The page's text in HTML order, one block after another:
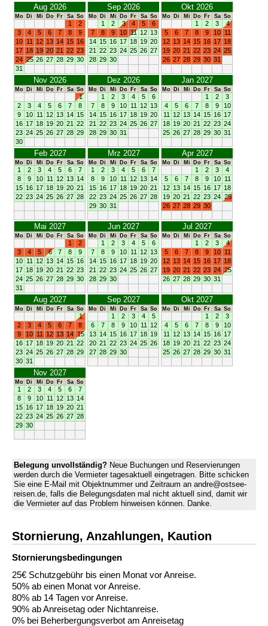
Aug 2026
Mo Di Mi Do Fr Sa So
1
2
3
4 5 6 7 8
9
10 11 12 13 14 15 16
17 18 19 20 21 22 23
24 25 26 27 28 29 30
31
Sep 2026
Mo Di Mi Do Fr Sa So
1 2 3 4 5
6
7
8 9 10 11 12 13
14 15 16 17 18 19 20
21 22 23 24 25 26 27
28 29 30
Okt 2026
Mo Di Mi Do Fr Sa So
1 2 3
4
5
6 7 8 9 10 11
12 13 14 15 16 17 18
19 20 21 22 23 24 25
26 27 28 29 30 31
Nov 2026
Mo Di Mi Do Fr Sa So
1
2
3 4 5 6 7
8
9
10 11 12 13 14 15
16 17 18 19 20 21 22
23 24 25 26 27 28 29
30
Dez 2026
Mo Di Mi Do Fr Sa So
1 2 3 4 5
6
7
8 9 10 11 12 13
14 15 16 17 18 19 20
21 22 23 24 25 26 27
28 29 30 31
Jan 2027
Mo Di Mi Do Fr Sa So
1 2
3
4
5 6 7 8 9
10
11
12 13 14 15 16 17
18 19 20 21 22 23 24
25 26 27 28 29 30 31
Feb 2027
Mo Di Mi Do Fr Sa So
1 2 3 4 5 6
7
8
9 10 11 12 13 14
15 16 17 18 19 20 21
22 23 24 25 26 27 28
Mrz 2027
Mo Di Mi Do Fr Sa So
1 2 3 4 5 6
7
8
9 10 11 12 13 14
15 16 17 18 19 20 21
22 23 24 25 26 27 28
29 30 31
Apr 2027
Mo Di Mi Do Fr Sa So
1 2 3
4
5
6 7 8 9 10 11
12 13 14 15 16 17 18
19 20 21 22 23 24 25
26 27 28 29 30
Mai 2027
Mo Di Mi Do Fr Sa So
1
2
3
4 5 6 7 8
9
10 11 12 13 14 15 16
17 18 19 20 21 22 23
24 25 26 27 28 29 30
31
Jun 2027
Mo Di Mi Do Fr Sa So
1 2 3 4 5
6
7
8 9 10 11 12 13
14 15 16 17 18 19 20
21 22 23 24 25 26 27
28 29 30
Jul 2027
Mo Di Mi Do Fr Sa So
1 2 3
4
5
6 7 8 9 10 11
12 13 14 15 16 17 18
19 20 21 22 23 24 25
26 27 28 29 30 31
Aug 2027
Mo Di Mi Do Fr Sa So
1
2
3 4 5 6 7
8
9
10 11 12 13 14 15
16 17 18 19 20 21 22
23 24 25 26 27 28 29
30 31
Sep 2027
Mo Di Mi Do Fr Sa So
1 2 3 4
5
6
7 8 9 10 11
12
13 14 15 16 17 18 19
20 21 22 23 24 25 26
27 28 29 30
Okt 2027
Mo Di Mi Do Fr Sa So
1 2
3
4
5 6 7 8 9
10
11
12 13 14 15 16 17
18 19 20 21 22 23 24
25 26 27 28 29 30 31
Nov 2027
Mo Di Mi Do Fr Sa So
1 2 3 4 5 6
7
8
9 10 11 12 13 14
15 16 17 18 19 20 21
22 23 24 25 26 27 28
29 30
Belegung unvollständig? Neue Buchungen und Reservierungen
werden durch die Vermieter tagesaktuell eingetragen. Bitte schicken
Sie eine E-Mail mit Objektnummer und Zeitraum an andre@ostsee-
reisen.de, falls die Belegungsdaten mal nicht aktuell sind, damit wir
die Vermieter auf das Problem hinweisen können. Danke.
Stornierung, Anzahlungen, Kaution
Stornierungs­bedingungen
25€ Schutzgebühr bis einen Monat vor Anreise.
50% ab einen Monat vor Anreise.
80% ab 14 Tagen vor Anreise.
90% ab Anreisetag oder Nichtanreise.
0% bei Beherbergungsverbot am Anreisetag